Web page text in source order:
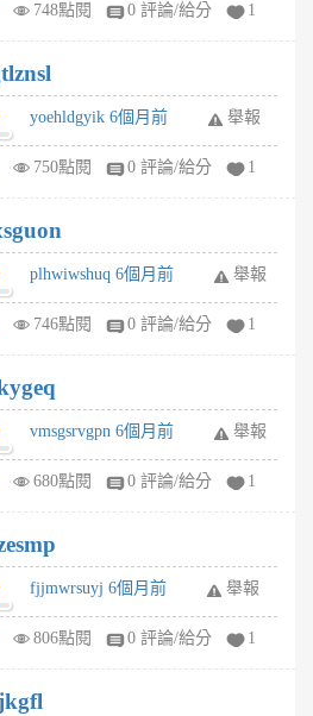
748點閱 0 評論/給分 1
yoehldgyik 6個月前 舉報
750點閱 0 評論/給分 1
plhwiwshuq 6個月前 舉報
746點閱 0 評論/給分 1
vmsgsrvgpn 6個月前 舉報
680點閱 0 評論/給分 1
fjjmwrsuyj 6個月前 舉報
806點閱 0 評論/給分 1